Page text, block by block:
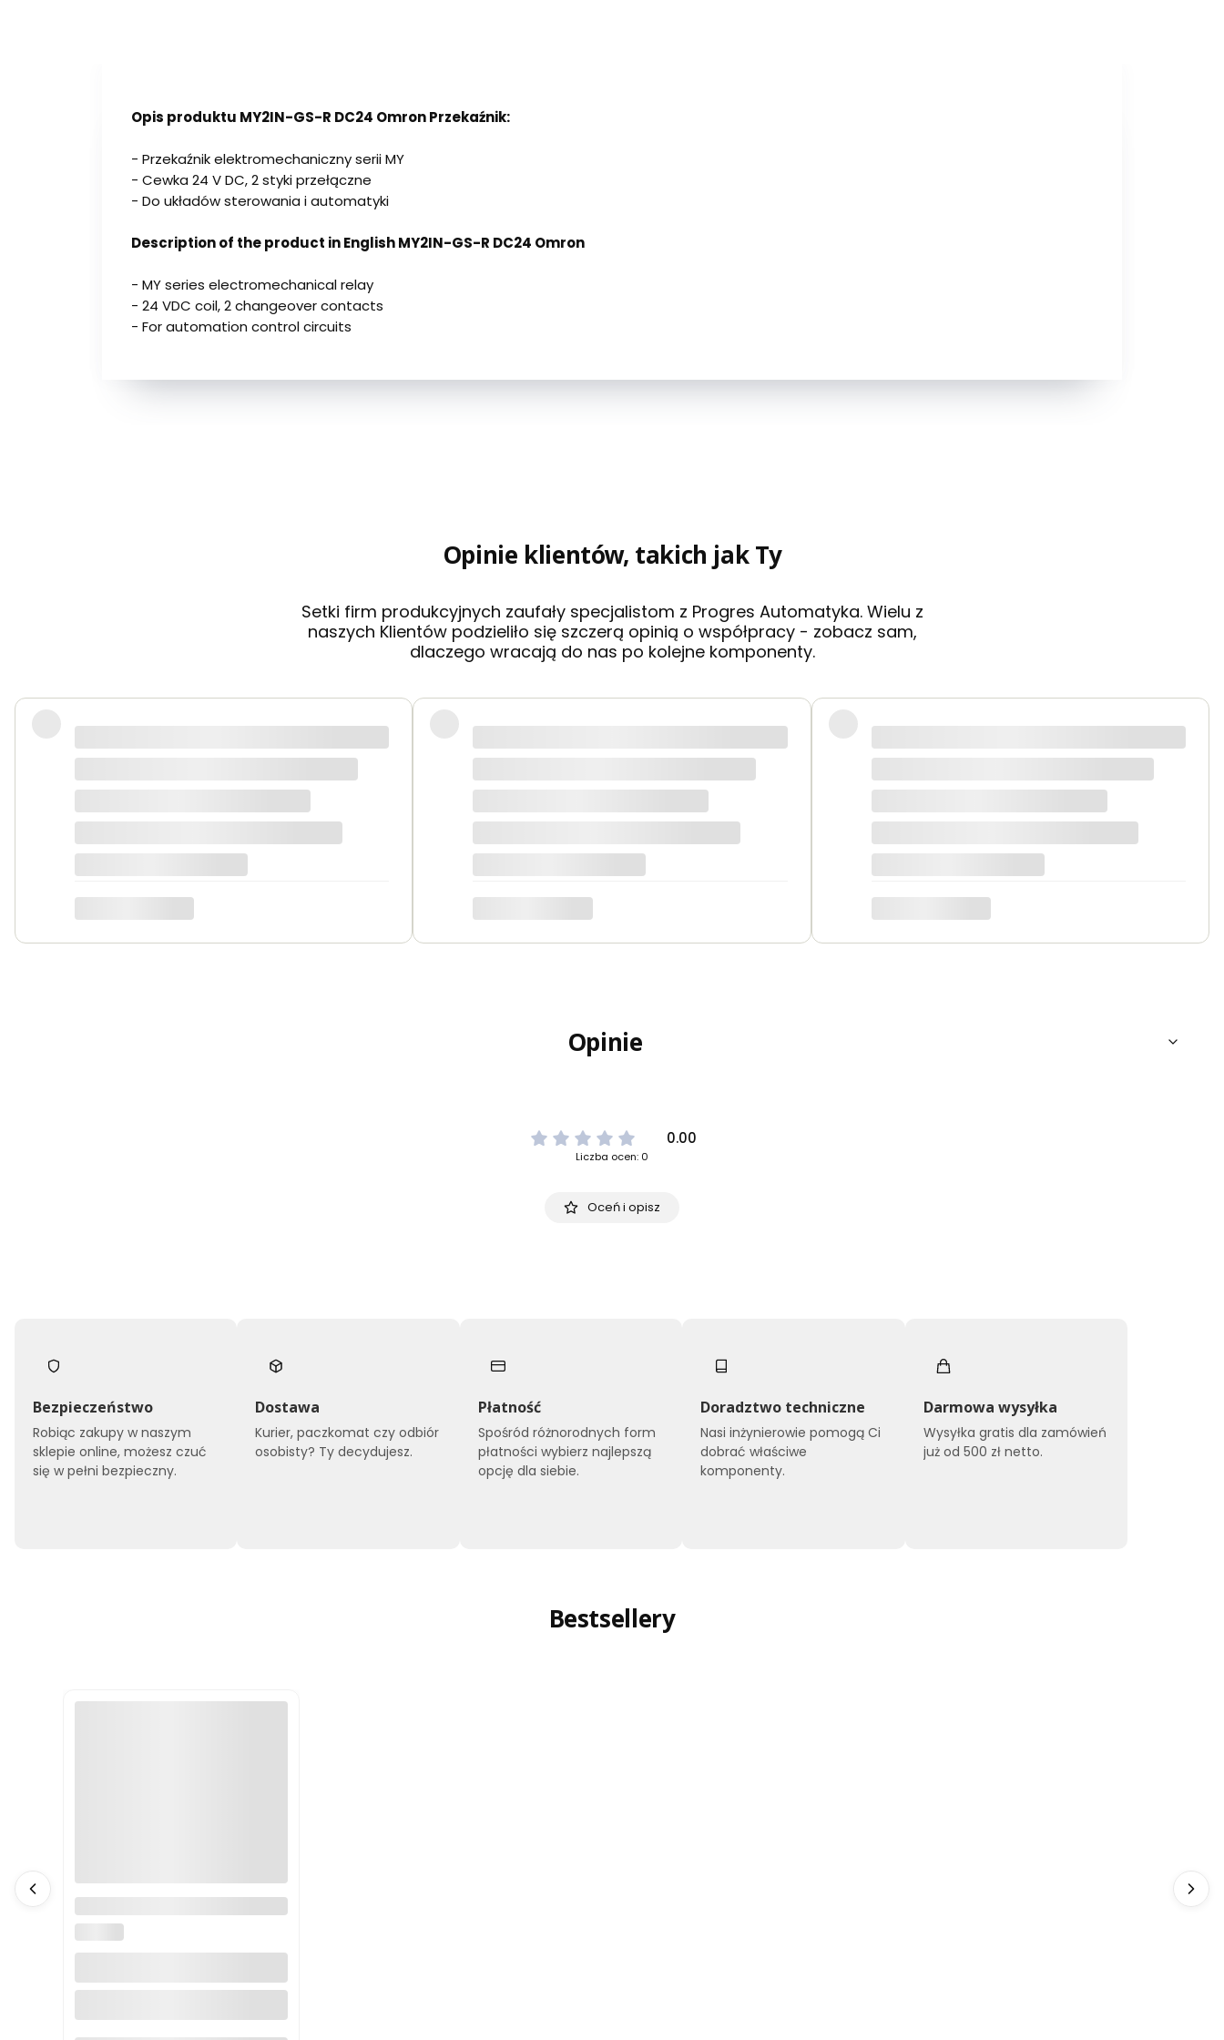
Opis produktu MY2IN-GS-R DC24 Omron Przekaźnik:
- Przekaźnik elektromechaniczny serii MY
- Cewka 24 V DC, 2 styki przełączne
- Do układów sterowania i automatyki
Description of the product in English MY2IN-GS-R DC24 Omron
- MY series electromechanical relay
- 24 VDC coil, 2 changeover contacts
- For automation control circuits
Opinie klientów, takich jak Ty
Setki firm produkcyjnych zaufały specjalistom z Progres Automatyka. Wielu z
naszych Klientów podzieliło się szczerą opinią o współpracy - zobacz sam,
dlaczego wracają do nas po kolejne komponenty.
Robię zakupy regularnie ze względu na bezproblemową obsługę i szybkie zamówienia. Na duży plus dochodzi wsparcie techniczne, które jest na bardzo
wysokim poziomie. Polecam
Opinie
0.00
Liczba ocen: 0
Oceń i opisz
Bezpieczeństwo
Robiąc zakupy w naszym
sklepie online, możesz czuć
się w pełni bezpieczny.
Dostawa
Kurier, paczkomat czy odbiór
osobisty? Ty decydujesz.
Płatność
Spośród różnorodnych form
płatności wybierz najlepszą
opcję dla siebie.
Doradztwo techniczne
Nasi inżynierowie pomogą Ci
dobrać właściwe
komponenty.
Darmowa wysyłka
Wysyłka gratis dla zamówień
już od 500 zł netto.
Bestsellery
Falownik 5,5/7,kW 3-fazowy
14,5/17,5A Cumark ES580